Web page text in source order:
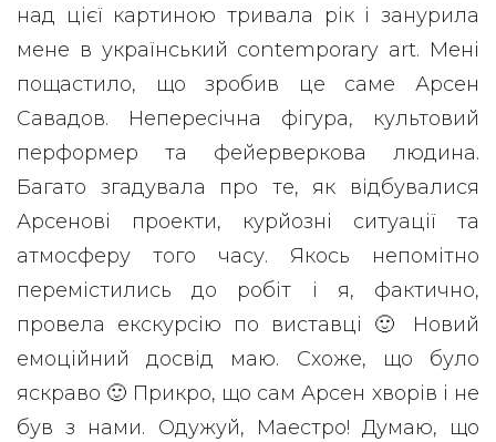
над цієї картиною тривала рік і занурила
мене в український contemporary art. Мені
пощастило, що зробив це саме Арсен
Савадов. Непересічна фігура, культовий
перформер та фейерверкова людина.
Багато згадувала про те, як відбувалися
Арсенові проекти, курйозні ситуації та
атмосферу того часу. Якось непомітно
перемістились до робіт і я, фактично,
провела екскурсію по виставці 🙂 Новий
емоційний досвід маю. Схоже, що було
яскраво 🙂 Прикро, що сам Арсен хворів і не
був з нами. Одужуй, Маестро! Думаю, що